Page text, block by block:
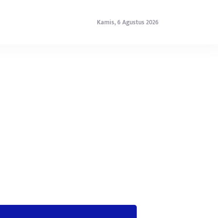
Kamis, 6 Agustus 2026